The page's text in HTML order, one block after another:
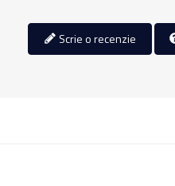
Scrie o recenzie